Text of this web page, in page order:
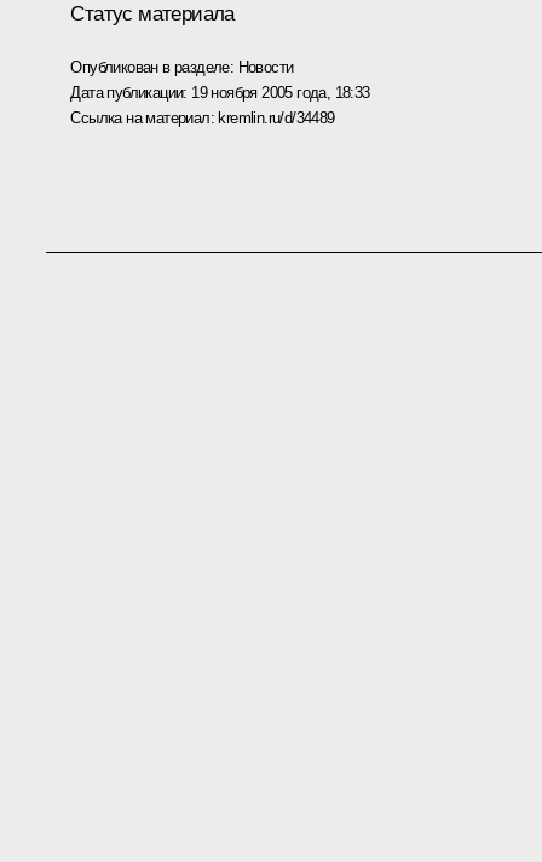
Статус материала
Опубликован в разделе: Новости
Дата публикации: 19 ноября 2005 года, 18:33
Ссылка на материал:kremlin.ru/d/34489